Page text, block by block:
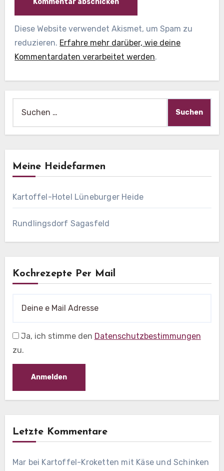
Diese Website verwendet Akismet, um Spam zu
reduzieren. Erfahre mehr darüber, wie deine
Kommentardaten verarbeitet werden.
nach:
Meine Heidefarmen
Kartoffel-Hotel Lüneburger Heide
Rundlingsdorf Sagasfeld
Kochrezepte Per Mail
Ja, ich stimme den Datenschutzbestimmungen
zu.
Letzte Kommentare
Mar bei Kartoffel-Kroketten mit Käse und Schinken